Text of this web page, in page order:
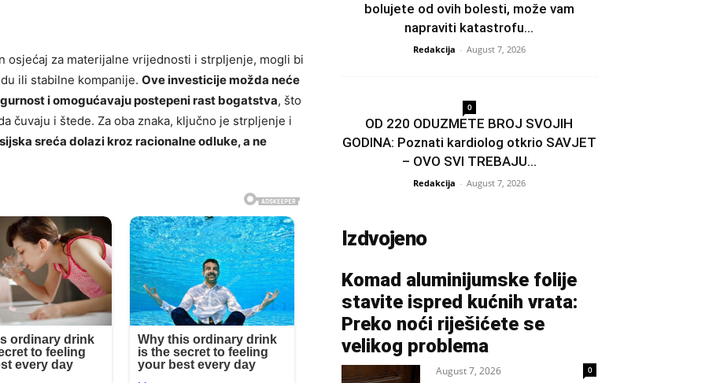
osjećaj za materijalne vrijednosti i strpljenje, mogli bi
ili stabilne kompanije. Ove investicije možda neće
i omogućavaju postepeni rast bogatstva, što
čuvaju i štede. Za oba znaka, ključno je strpljenje i
sreća dolazi kroz racionalne odluke, a ne
bolujete od ovih bolesti, može vam
napraviti katastrofu...
Redakcija - August 7, 2026
0
OD 220 ODUZMETE BROJ SVOJIH
GODINA: Poznati kardiolog otkrio SAVJET
– OVO SVI TREBAJU...
Redakcija - August 7, 2026
Izdvojeno
Komad aluminijumske folije
stavite ispred kućnih vrata:
Preko noći riješićete se
velikog problema
August 7, 2026 0